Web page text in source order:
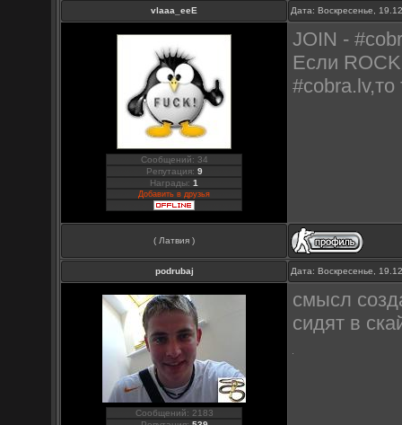
vlaaa_eeE Дата: Воскресенье,
Сообщений: 34
Репутация: 9
Награды:1
Добавить в друзья
JOIN -
Если
( Латвия )
podrubaj Дата: Воскресенье,
Сообщений: 2183
смысл
сидят в